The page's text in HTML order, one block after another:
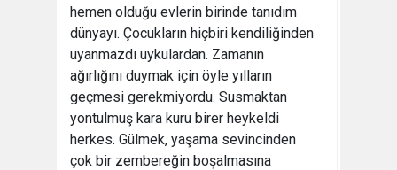
hemen olduğu evlerin birinde tanıdım
dünyayı. Çocukların hiçbiri kendiliğinden
uyanmazdı uykulardan. Zamanın
ağırlığını duymak için öyle yılların
geçmesi gerekmiyordu. Susmaktan
yontulmuş kara kuru birer heykeldi
herkes. Gülmek, yaşama sevincinden
çok bir zembereğin boşalmasına